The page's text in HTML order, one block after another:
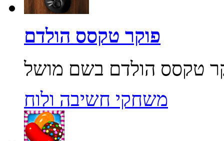
פוקר טקסס הולדם
משחקי חשיבה ולוח